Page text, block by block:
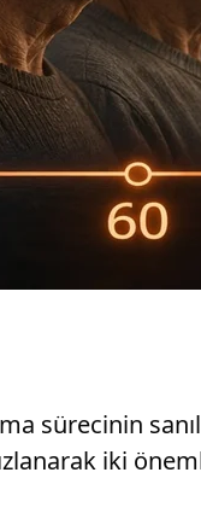
sürecinin
iki